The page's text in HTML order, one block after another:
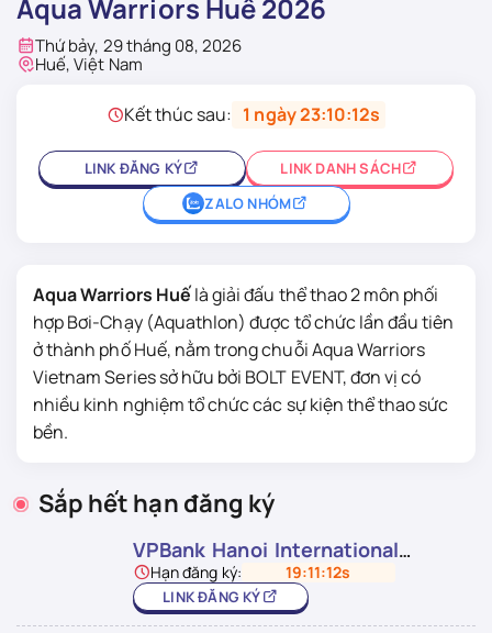
Aqua Warriors Huế 2026
Thứ bảy, 29 tháng 08, 2026
Huế, Việt Nam
Kết thúc sau: 1 ngày 23:10:12s
LINK ĐĂNG KÝ
LINK DANH SÁCH
ZALO NHÓM
Aqua Warriors Huếlà giải đấu thể thao 2 môn phối
hợp Bơi-Chạy (Aquathlon) được tổ chức lần đầu tiên
ở thành phố Huế, nằm trong chuỗi Aqua Warriors
Vietnam Series sở hữu bởi BOLT EVENT, đơn vị có
nhiều kinh nghiệm tổ chức các sự kiện thể thao sức
bền.
Sắp hết hạn đăng ký
VPBank Hanoi International
Marathon 2026
Hạn đăng ký: 19:11:12s
LINK ĐĂNG KÝ